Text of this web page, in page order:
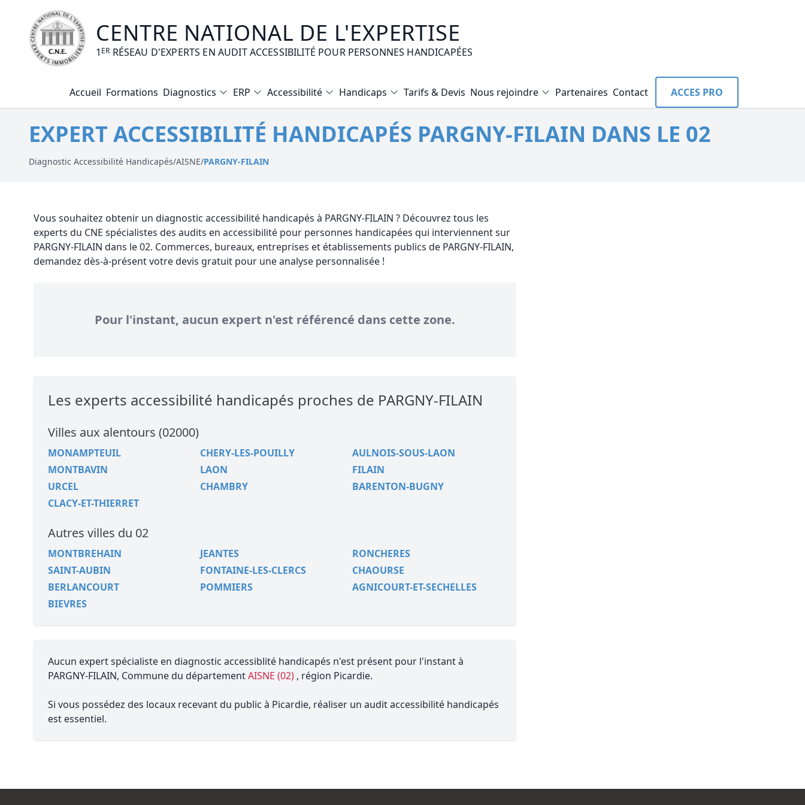
CENTRE NATIONAL DE L'EXPERTISE
1 ER RÉSEAU D'EXPERTS EN AUDIT ACCESSIBILITÉ POUR PERSONNES HANDICAPÉES
Accueil Formations Diagnostics
Diagnostic Electrique
Diagnostic Gaz
Diagnostic Plomb
Certificat d’Habitabilité
ERP Accessibilité Handicaps Tarifs & Devis Nous rejoindre Partenaires Contact ACCES PRO
EXPERT ACCESSIBILITÉ HANDICAPÉS PARGNY-FILAIN DANS LE 02
Diagnostic Accessibilité Handicapés/AISNE/PARGNY-FILAIN
Vous souhaitez obtenir un diagnostic accessibilité handicapés à PARGNY-FILAIN ? Découvrez tous les
experts du CNE spécialistes des audits en accessibilité pour personnes handicapées qui interviennent sur
PARGNY-FILAIN dans le 02. Commerces, bureaux, entreprises et établissements publics de PARGNY-FILAIN,
demandez dès-à-présent votre devis gratuit pour une analyse personnalisée !
Pour l'instant, aucun expert n'est référencé dans cette zone.
Les experts accessibilité handicapés proches de PARGNY-FILAIN
Villes aux alentours (02000)
MONAMPTEUIL CHERY-LES-POUILLY
AULNOIS-SOUS-LAON
MONTBAVIN
LAON
FILAIN
URCEL
CHAMBRY
BARENTON-BUGNY
CLACY-ET-THIERRET
Autres villes du 02
MONTBREHAIN JEANTES
RONCHERES
SAINT-AUBIN
FONTAINE-LES-CLERCS
CHAOURSE
BERLANCOURT
POMMIERS
AGNICOURT-ET-SECHELLES
BIEVRES
Aucun expert spécialiste en diagnostic accessiblité handicapés n'est présent pour l'instant à
PARGNY-FILAIN, Commune du départementAISNE (02) , région Picardie.
Si vous possédez des locaux recevant du public à Picardie, réaliser un audit accessibilité handicapés
est essentiel.